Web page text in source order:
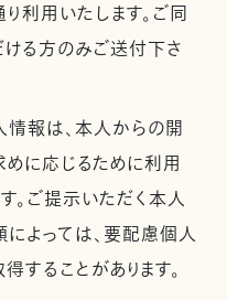
利用いたします。ご同
る方のみご送付下さ
情報は、本人からの開
に応じるために利用
。ご提示いただく本人
よっては、要配慮個人
することがあります。